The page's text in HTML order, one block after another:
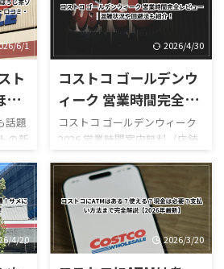
6/1
ト
う
が
リ
ビ
話題
の新
！
い
後か
ま
想
予想
2026/4/30
コストコ ゴールデンウ
ィーク 営業時間完全レ
ビュー｜混雑状況や回
避法も紹介！
コストコ ゴールデンウィーク
2026 営業時間案内無料（店舗
利用時）／デリバリーは別途
送料ありGW2026-COSTCO-01
GWゴールデンウィーク期間中
のコストコ営業時間と混雑状
況について詳しくはこちら GW
ゴールデンウィーク期間中の
お買い得コストコ割引セール
4/20 2026/3/20